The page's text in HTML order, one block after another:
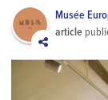
Musée
article